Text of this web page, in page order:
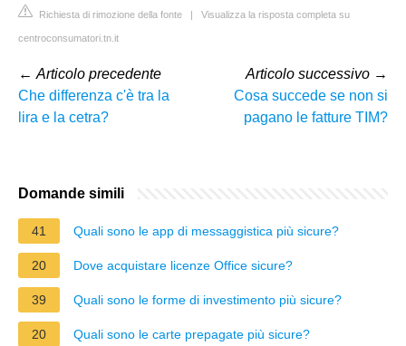
Richiesta di rimozione della fonte | Visualizza la risposta completa su
centroconsumatori.tn.it
← Articolo precedente
Che differenza c'è tra la
lira e la cetra?
Articolo successivo →
Cosa succede se non si
pagano le fatture TIM?
Domande simili
41 Quali sono le app di messaggistica più sicure?
20 Dove acquistare licenze Office sicure?
39 Quali sono le forme di investimento più sicure?
20 Quali sono le carte prepagate più sicure?